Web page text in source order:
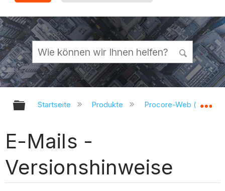
Globale Hierarchie auf- und
Startseite Produkte Procore-Web
E-Mails -
Versionshinweise